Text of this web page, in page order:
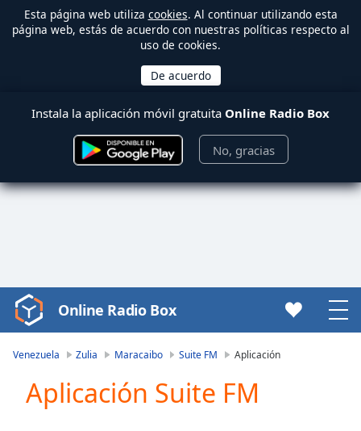
Esta página web utiliza cookies. Al continuar utilizando esta
página web, estás de acuerdo con nuestras políticas respecto al
uso de cookies.
Instala la aplicación móvil gratuita Online Radio Box
No, gracias
Video
Player
Play
Video
Online Radio Box
Venezuela Zulia Maracaibo Suite FM Aplicación
Aplicación Suite FM